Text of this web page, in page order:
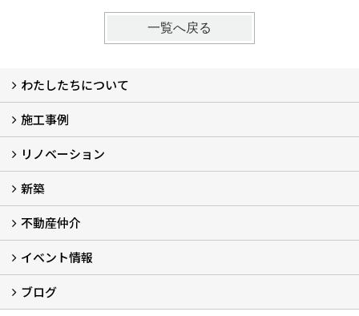
一覧へ戻る
わたしたちについて
わたしたちについて…
会社概要
スタッフ紹介
アフターサポート
自社大工のつくる家
ショールーム
施工事例
施工実例
お客様の声
リノベーション
再生良家の家づくり (2)
戸建住宅リノベーション
リフォーム
住まいの補助金2026 (7)
新築
LaLaCASAの家
家づくりの流れ
新築モデルハウスモニター募集
不動産仲介
不動産仲介
中古物件リノベーションの流れ
不動産情報
イベント情報
イベント予告
イベント報告
ブログ